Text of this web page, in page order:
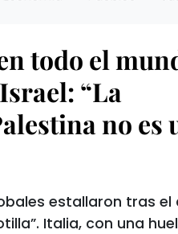
todo el
“La
no es
estallaron tras el
Italia, con una